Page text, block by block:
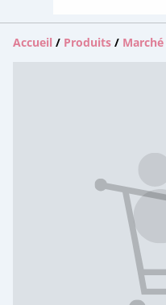
Accueil / Produits / Marché